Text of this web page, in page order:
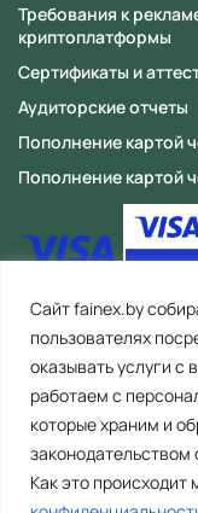
Сайт fainex.by
пользователях
оказывать услуги с
работаем с
которые храним и
Как это происходит
Требования к
криптоплатформы
Сертификаты и
Аудиторские отчеты
Пополнение картой
Пополнение картой
ООО «Файнекс»
Минский район, с/с